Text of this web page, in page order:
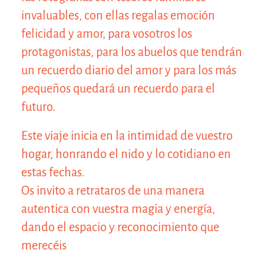
invaluables, con ellas regalas emoción
felicidad y amor, para vosotros los
protagonistas, para los abuelos que tendrán
un recuerdo diario del amor y para los más
pequeños quedará un recuerdo para el
futuro.
Este viaje inicia en la intimidad de vuestro
hogar, honrando el nido y lo cotidiano en
estas fechas.
Os invito a retrataros de una manera
autentica con vuestra magia y energía,
dando el espacio y reconocimiento que
merecéis